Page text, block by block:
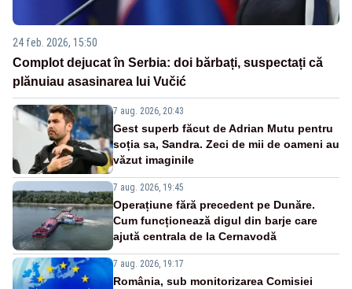
24 feb. 2026, 15:50
Complot dejucat în Serbia: doi bărbați, suspectați că
plănuiau asasinarea lui Vučić
7 aug. 2026, 20:43
Gest superb făcut de Adrian Mutu pentru
soția sa, Sandra. Zeci de mii de oameni au
văzut imaginile
7 aug. 2026, 19:45
Operațiune fără precedent pe Dunăre.
Cum funcționează digul din barje care
ajută centrala de la Cernavodă
7 aug. 2026, 19:17
România, sub monitorizarea Comisiei